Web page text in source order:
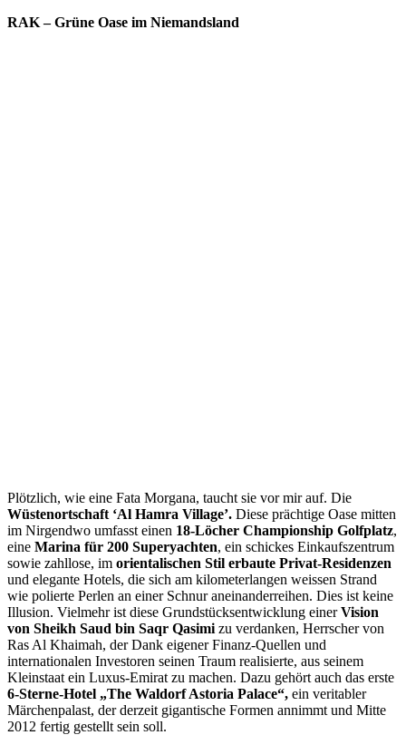
RAK – Grüne Oase im Niemandsland
Plötzlich, wie eine Fata Morgana, taucht sie vor mir auf. Die
Wüstenortschaft ‘Al Hamra Village’. Diese prächtige Oase mitten
im Nirgendwo umfasst einen 18-Löcher Championship Golfplatz,
eine Marina für 200 Superyachten, ein schickes Einkaufszentrum
sowie zahllose, im orientalischen Stil erbaute Privat-Residenzen
und elegante Hotels, die sich am kilometerlangen weissen Strand
wie polierte Perlen an einer Schnur aneinanderreihen. Dies ist keine
Illusion. Vielmehr ist diese Grundstücksentwicklung einerVision
von Sheikh Saud bin Saqr Qasimi zu verdanken, Herrscher von
Ras Al Khaimah, der Dank eigener Finanz-Quellen und
internationalen Investoren seinen Traum realisierte, aus seinem
Kleinstaat ein Luxus-Emirat zu machen. Dazu gehört auch das erste
6-Sterne-Hotel „The Waldorf Astoria Palace“, ein veritabler
Märchenpalast, der derzeit gigantische Formen annimmt und Mitte
2012 fertig gestellt sein soll.